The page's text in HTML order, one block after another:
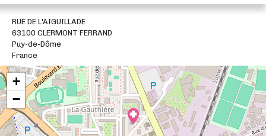
RUE DE L'AIGUILLADE
63100 CLERMONT FERRAND
Puy-de-Dôme
France
+
−